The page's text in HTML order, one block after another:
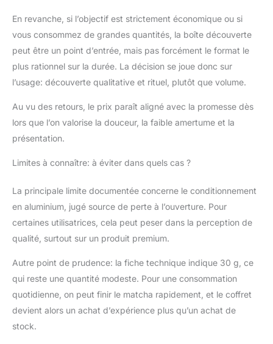
En revanche, si l’objectif est strictement économique ou si
vous consommez de grandes quantités, la boîte découverte
peut être un point d’entrée, mais pas forcément le format le
plus rationnel sur la durée. La décision se joue donc sur
l’usage: découverte qualitative et rituel, plutôt que volume.
Au vu des retours, le prix paraît aligné avec la promesse dès
lors que l’on valorise la douceur, la faible amertume et la
présentation.
Limites à connaître: à éviter dans quels cas ?
La principale limite documentée concerne le conditionnement
en aluminium, jugé source de perte à l’ouverture. Pour
certaines utilisatrices, cela peut peser dans la perception de
qualité, surtout sur un produit premium.
Autre point de prudence: la fiche technique indique 30 g, ce
qui reste une quantité modeste. Pour une consommation
quotidienne, on peut finir le matcha rapidement, et le coffret
devient alors un achat d’expérience plus qu’un achat de
stock.